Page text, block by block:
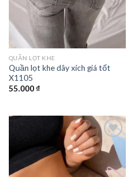
QUẦN LỌT KHE
Quần lọt khe dây xích giá tốt
X1105
55.000₫